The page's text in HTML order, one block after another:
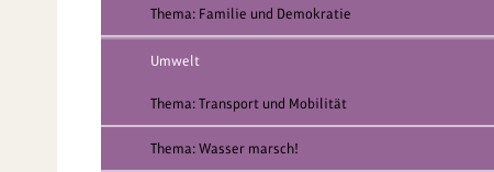
Thema: Familie und Demokratie
Umwelt
Thema: Transport und Mobilität
Thema: Wasser marsch!